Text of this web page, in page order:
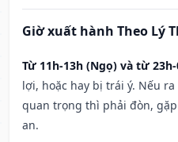
Giờ xuất hành Theo Lý
Từ 11h-13h (Ngọ) và từ
lợi, hoặc hay bị trái ý. Nếu
quan trọng thì phải đòn,
an.